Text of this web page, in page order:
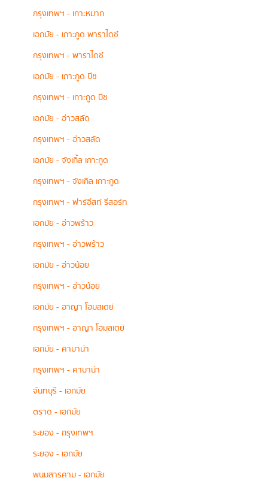
กรุงเทพฯ - เกาะหมาก
เอกมัย - เกาะกูด พาราไดซ์
กรุงเทพฯ - พาราไดซ์
เอกมัย - เกาะกูด บีช
กรุงเทพฯ - เกาะกูด บีช
เอกมัย - อ่าวสลัด
กรุงเทพฯ - อ่าวสลัด
เอกมัย - จังเกิ้ล เกาะกูด
กรุงเทพฯ - จังเกิล เกาะกูด
กรุงเทพฯ - ฟาร์อีสท์ รีสอร์ท
เอกมัย - อ่าวพร้าว
กรุงเทพฯ - อ่าวพร้าว
เอกมัย - อ่าวน้อย
กรุงเทพฯ - อ่าวน้อย
เอกมัย - อาญา โฮมสเตย์
กรุงเทพฯ - อาญา โฮมสเตย์
เอกมัย - คาบาน่า
กรุงเทพฯ - คาบาน่า
จันทบุรี - เอกมัย
ตราด - เอกมัย
ระยอง - กรุงเทพฯ
ระยอง - เอกมัย
พนมสารคาม - เอกมัย